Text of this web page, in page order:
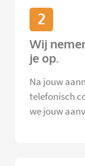
2
Wij
je op.
Na jouw
telefonisch
we jouw